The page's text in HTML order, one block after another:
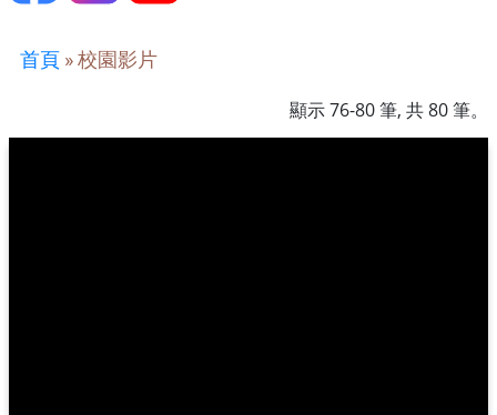
首頁 »校園影片
顯示 76-80 筆, 共 80 筆。